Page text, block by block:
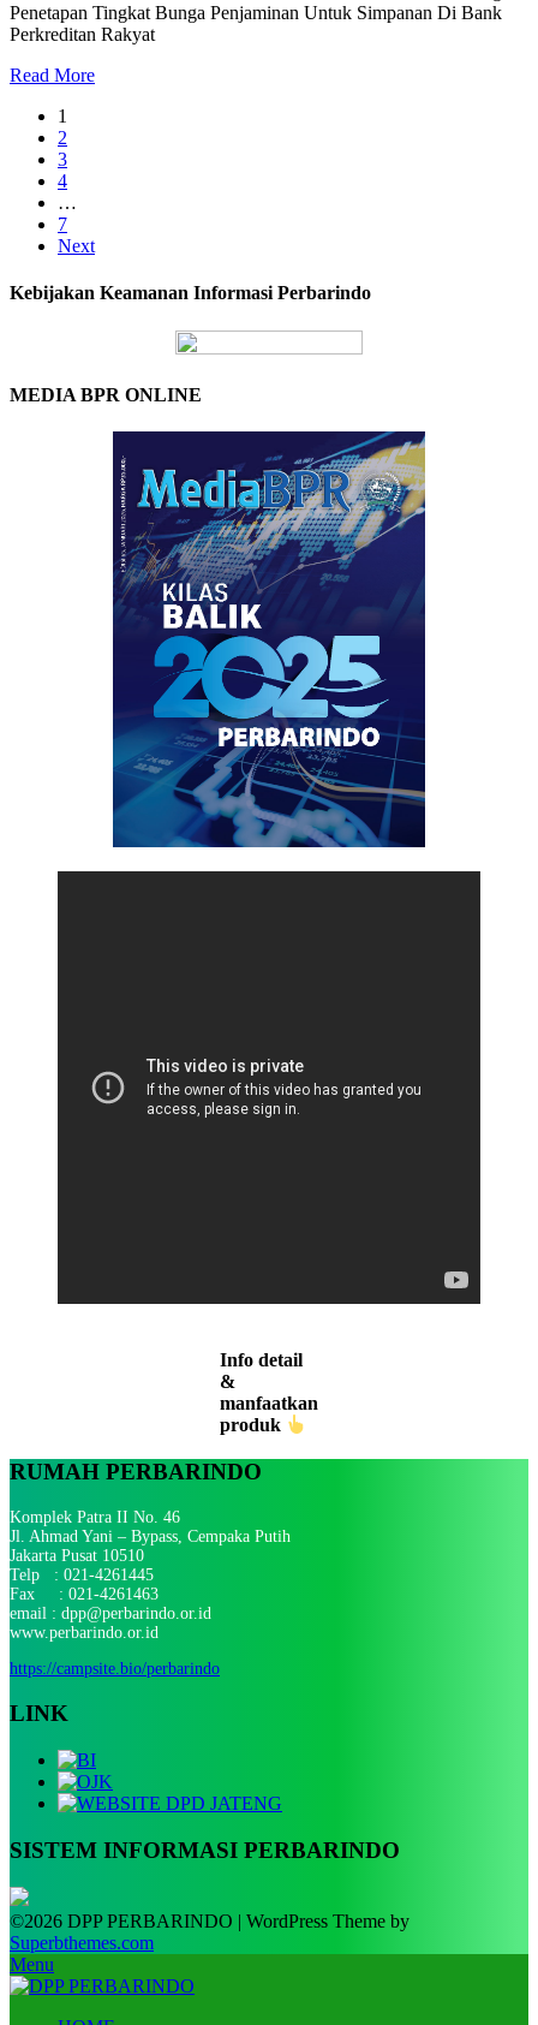
Penetapan Tingkat Bunga Penjaminan Untuk Simpanan Di Bank
Perkreditan Rakyat
Read More
1
2
3
4
…
7
Next
Kebijakan Keamanan Informasi Perbarindo
MEDIA BPR ONLINE
Info detail
&
manfaatkan
produk
RUMAH PERBARINDO
Komplek Patra II No. 46
Jl. Ahmad Yani – Bypass, Cempaka Putih
Jakarta Pusat 10510
Telp : 021-4261445
Fax : 021-4261463
email : dpp@perbarindo.or.id
www.perbarindo.or.id
https://campsite.bio/perbarindo
LINK
SISTEM INFORMASI PERBARINDO
©2026 DPP PERBARINDO | WordPress Theme by
Superbthemes.com
Menu